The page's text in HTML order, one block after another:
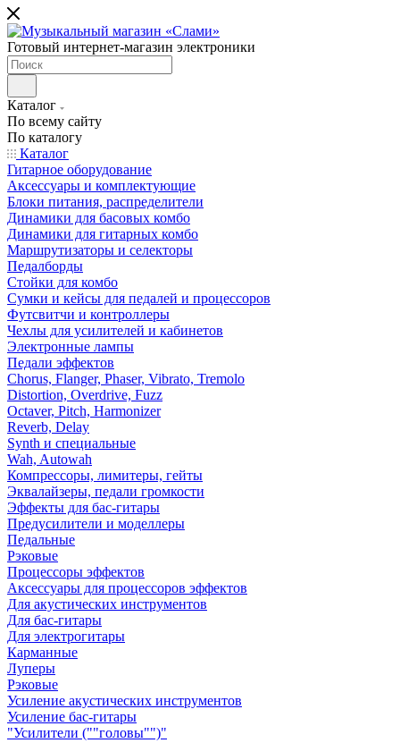
Готовый интернет-магазин электроники
Каталог
По всему сайту
По каталогу
Каталог
Гитарное оборудование
Аксессуары и комплектующие
Блоки питания, распределители
Динамики для басовых комбо
Динамики для гитарных комбо
Маршрутизаторы и селекторы
Педалборды
Стойки для комбо
Сумки и кейсы для педалей и процессоров
Футсвитчи и контроллеры
Чехлы для усилителей и кабинетов
Электронные лампы
Педали эффектов
Chorus, Flanger, Phaser, Vibrato, Tremolo
Distortion, Overdrive, Fuzz
Octaver, Pitch, Harmonizer
Reverb, Delay
Synth и специальные
Wah, Autowah
Компрессоры, лимитеры, гейты
Эквалайзеры, педали громкости
Эффекты для бас-гитары
Предусилители и моделлеры
Педальные
Рэковые
Процессоры эффектов
Аксессуары для процессоров эффектов
Для акустических инструментов
Для бас-гитары
Для электрогитары
Карманные
Луперы
Рэковые
Усиление акустических инструментов
Усиление бас-гитары
"Усилители (""головы"")"